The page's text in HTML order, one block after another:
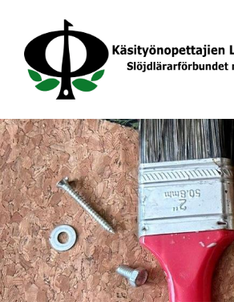
sivun
sisältöön
Käsityönopettajien Liitto